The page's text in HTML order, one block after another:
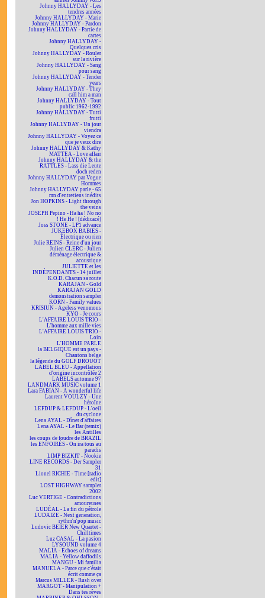
Johnny HALLYDAY - Les
tendres années
Johnny HALLYDAY - Marie
Johnny HALLYDAY - Pardon
Johnny HALLYDAY - Partie de
cartes
Johnny HALLYDAY -
Quelques cris
Johnny HALLYDAY - Rouler
sur la rivière
Johnny HALLYDAY - Sang
pour sang
Johnny HALLYDAY - Tender
years
Johnny HALLYDAY - They
call him a man
Johnny HALLYDAY - Tout
public 1962-1992
Johnny HALLYDAY - Tutti
frutti
Johnny HALLYDAY - Un jour
viendra
Johnny HALLYDAY - Voyez ce
que je veux dire
Johnny HALLYDAY & Kathy
MATTEA - Love affair
Johnny HALLYDAY & the
RATTLES - Lass die Leute
doch reden
Johnny HALLYDAY par Vogue
Hommes
Johnny HALLYDAY parle - 65
mn d'entretiens inédits
Jon HOPKINS - Light through
the veins
JOSEPH Pepino - Ha ha ! No no
! He He ! [dédicacé]
Joss STONE - LP1 advance
JUKEBOX BABIES -
Électrique ou rien
Julie REINS - Reine d'un jour
Julien CLERC - Julien
déménage électrique &
acoustique
JULIETTE et les
INDÉPENDANTS - 14 juillet
K.O.D. Chacun sa route
KARAJAN - Gold
KARAJAN GOLD
demonstration sampler
KORN - Family values
KRISIUN - Ageless venomous
KYO - Je cours
L'AFFAIRE LOUIS TRIO -
L'homme aux mille vies
L'AFFAIRE LOUIS TRIO -
Loin
L'HOMME PARLE
la BELGIQUE est un pays -
Chantons belge
la légende du GOLF DROUOT
LABEL BLEU - Appellation
d'origine incontrôlée 2
LABELS automne 97
LANDMARK MUSIC volume 1
Lara FABIAN - A wonderful life
Laurent VOULZY - Une
héroïne
LEFDUP & LEFDUP - L'oeil
du cyclone
Lena AYAL - Dîner d'affaires
Lena AYAL - Le Bar (remix)
les Antilles
les coups de foudre de BRAZIL
les ENFOIRÉS - On ira tous au
paradis
LIMP BIZKIT - Nookie
LINE RECORDS - Der Sampler
31
Lionel RICHIE - Time [radio
edit]
LOST HIGHWAY sampler
2002
Luc VERTIGE - Contradictions
amoureuses
LUDÉAL - La fin du pétrole
LUDAIZE - Next generation,
rythm'n'pop music
Ludovic BEIER New Quartet -
Chilltimes
Luz CASAL - La pasion
LYSOUND volume 4
MALIA - Echoes of dreams
MALIA - Yellow daffodils
MANGU - Mi familia
MANUELA - Parce que c'était
écrit comme ça
Marcus MILLER - Rush over
MARGOT - Manipulation +
Dans tes rêves